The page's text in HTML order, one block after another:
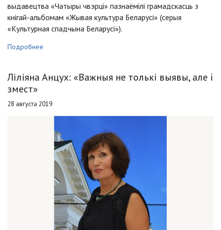
выдавецтва «Чатыры чвэрці» пазнаёмілі грамадскасць з
кнігай-альбомам «Жывая культура Беларусі» (серыя
«Культурная спадчына Беларусі»).
Подробнее
Ліліяна Анцух: «Важныя не толькі выявы, але і
змест»
28 августа 2019